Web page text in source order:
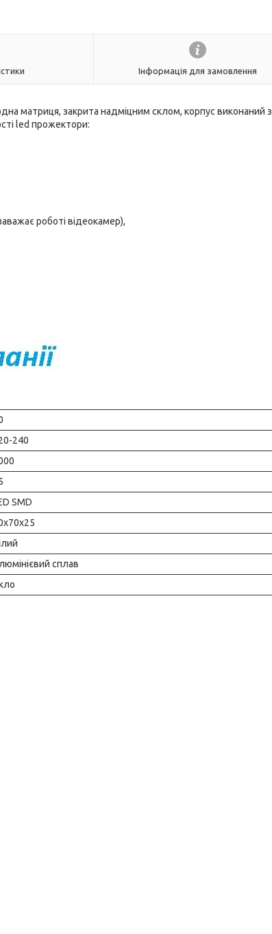
Інформація для замовлення
матриця, закрита надміцним склом, корпус виконаний з
led прожектори:
роботі відеокамер),
240
SMD
сплав